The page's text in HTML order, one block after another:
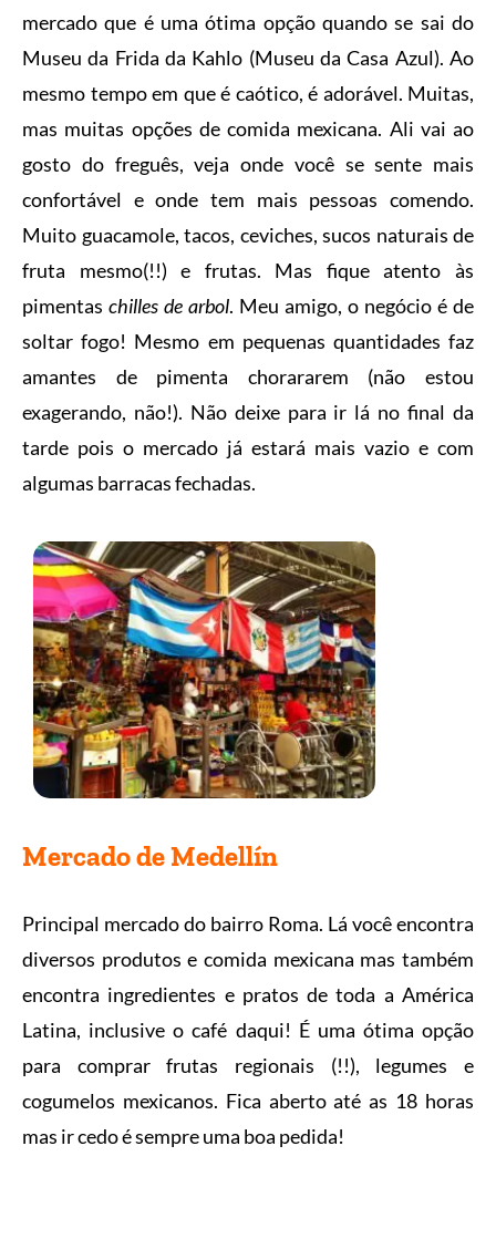
mercado que é uma ótima opção quando se sai do
Museu da Frida da Kahlo (Museu da Casa Azul). Ao
mesmo tempo em que é caótico, é adorável. Muitas,
mas muitas opções de comida mexicana. Ali vai ao
gosto do freguês, veja onde você se sente mais
confortável e onde tem mais pessoas comendo.
Muito guacamole, tacos, ceviches, sucos naturais de
fruta mesmo(!!) e frutas. Mas fique atento às
pimentas chilles de arbol. Meu amigo, o negócio é de
soltar fogo! Mesmo em pequenas quantidades faz
amantes de pimenta chorararem (não estou
exagerando, não!). Não deixe para ir lá no final da
tarde pois o mercado já estará mais vazio e com
algumas barracas fechadas.
Mercado de Medellín
Principal mercado do bairro Roma. Lá você encontra
diversos produtos e comida mexicana mas também
encontra ingredientes e pratos de toda a América
Latina, inclusive o café daqui! É uma ótima opção
para comprar frutas regionais (!!), legumes e
cogumelos mexicanos. Fica aberto até as 18 horas
mas ir cedo é sempre uma boa pedida!